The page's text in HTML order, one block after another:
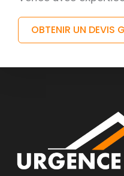
OBTENIR UN DEVIS